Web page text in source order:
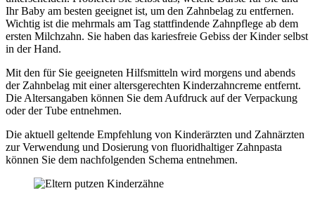
Ihr Baby am besten geeignet ist, um den Zahnbelag zu entfernen.
Wichtig ist die mehrmals am Tag stattfindende Zahnpflege ab dem
ersten Milchzahn. Sie haben das kariesfreie Gebiss der Kinder selbst
in der Hand.
Mit den für Sie geeigneten Hilfsmitteln wird morgens und abends
der Zahnbelag mit einer altersgerechten Kinderzahncreme entfernt.
Die Altersangaben können Sie dem Aufdruck auf der Verpackung
oder der Tube entnehmen.
Die aktuell geltende Empfehlung von Kinderärzten und Zahnärzten
zur Verwendung und Dosierung von fluoridhaltiger Zahnpasta
können Sie dem nachfolgenden Schema entnehmen.